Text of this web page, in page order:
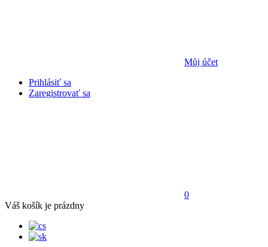
Můj účet
Prihlásiť sa
Zaregistrovať sa
0
Váš košík je prázdny